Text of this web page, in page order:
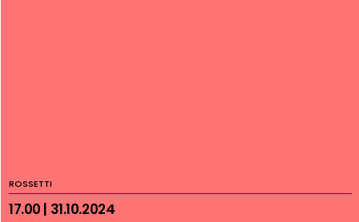
ROSSETTI
17.00 | 31.10.2024